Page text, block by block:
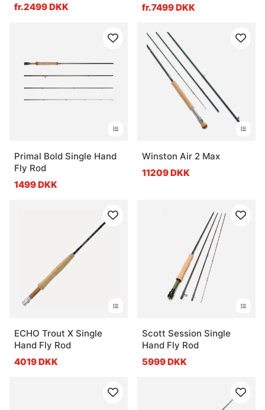
fr.2499 DKK
fr.7499 DKK
Primal Bold Single Hand
Fly Rod
1499 DKK
Winston Air 2 Max
11209 DKK
ECHO Trout X Single
Hand Fly Rod
4019 DKK
Scott Session Single
Hand Fly Rod
5999 DKK